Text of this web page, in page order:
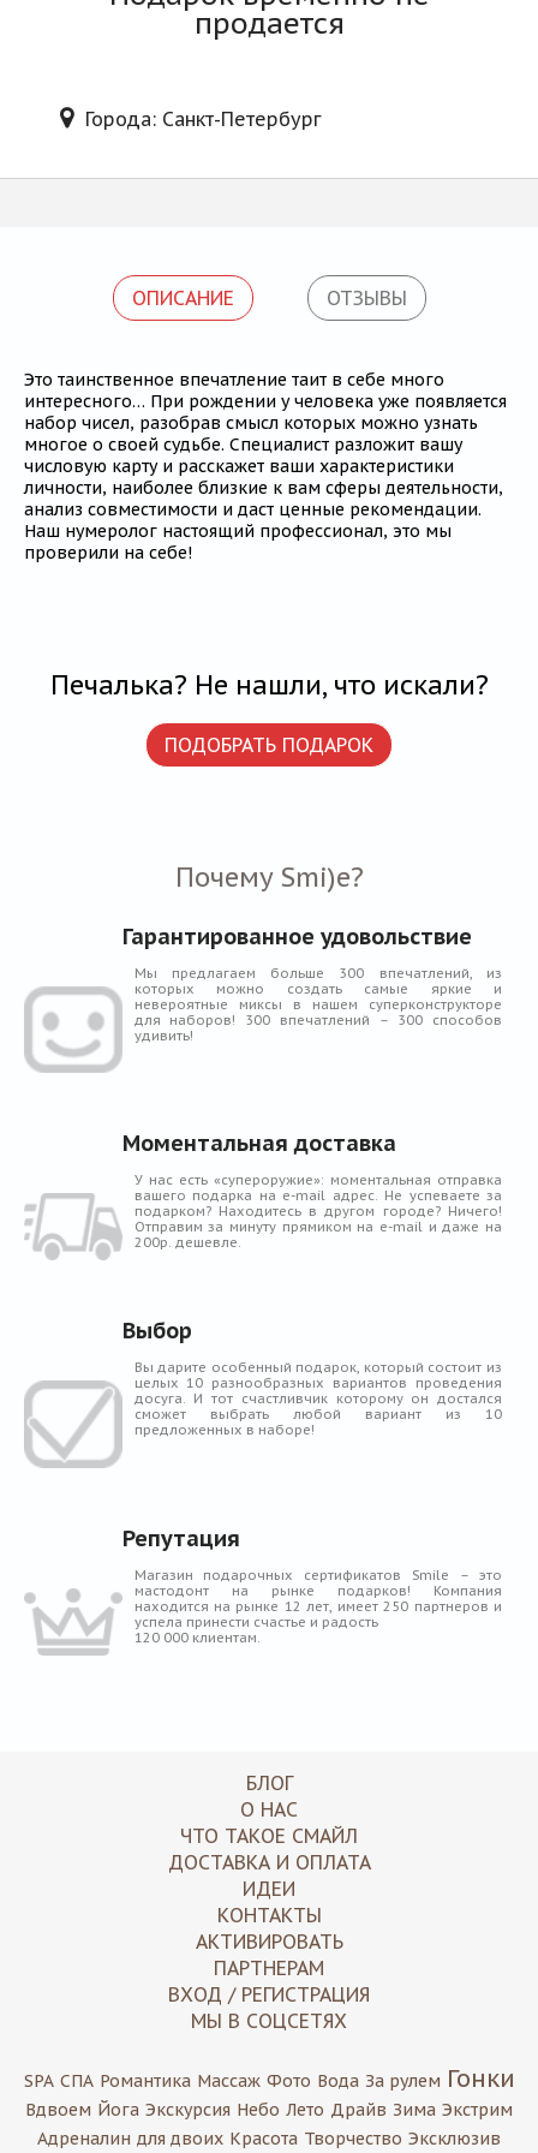
продается
Города: Санкт-Петербург
ОПИСАНИЕ ОТЗЫВЫ
Это таинственное впечатление таит в себе много
интересного… При рождении у человека уже появляется
набор чисел, разобрав смысл которых можно узнать
многое о своей судьбе. Специалист разложит вашу
числовую карту и расскажет ваши характеристики
личности, наиболее близкие к вам сферы деятельности,
анализ совместимости и даст ценные рекомендации.
Наш нумеролог настоящий профессионал, это мы
проверили на себе!
Печалька? Не нашли, что искали?
ПОДОБРАТЬ ПОДАРОК
Почему Smi)e?
Гарантированное удовольствие
Мы предлагаем больше 300 впечатлений, из
которых можно создать самые яркие и
невероятные миксы в нашем суперконструкторе
для наборов! 300 впечатлений – 300 способов
удивить!
Моментальная доставка
У нас есть «супероружие»: моментальная отправка
вашего подарка на e-mail адрес. Не успеваете за
подарком? Находитесь в другом городе? Ничего!
Отправим за минуту прямиком на e-mail и даже на
200р. дешевле.
Выбор
Вы дарите особенный подарок, который состоит из
целых 10 разнообразных вариантов проведения
досуга. И тот счастливчик которому он достался
сможет выбрать любой вариант из 10
предложенных в наборе!
Репутация
Магазин подарочных сертификатов Smile – это
мастодонт на рынке подарков! Компания
находится на рынке 12 лет, имеет 250 партнеров и
успела принести счастье и радость
120 000 клиентам.
БЛОГ
О НАС
ЧТО ТАКОЕ СМАЙЛ
ДОСТАВКА И ОПЛАТА
ИДЕИ
КОНТАКТЫ
АКТИВИРОВАТЬ
ПАРТНЕРАМ
ВХОД / РЕГИСТРАЦИЯ
МЫ В СОЦСЕТЯХ
SPA СПА Романтика Массаж Фото Вода За рулем Гонки
Вдвоем Йога Экскурсия Небо Лето Драйв Зима Экстрим
Адреналин для двоих Красота Творчество Эксклюзив